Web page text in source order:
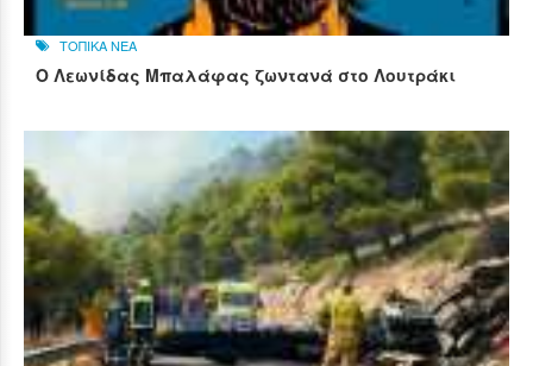
ΤΟΠΙΚΑ ΝΕΑ
Ο Λεωνίδας Μπαλάφας ζωντανά στο Λουτράκι